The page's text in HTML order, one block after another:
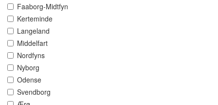
Faaborg-Midtfyn
Kerteminde
Langeland
Middelfart
Nordfyns
Nyborg
Odense
Svendborg